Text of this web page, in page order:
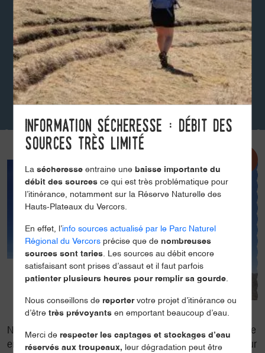
Nous sommes un accompagnateur et une accompagnatrice
en montagne passionnés par les Alpes. Nous avons à cœur
Information sécheresse : débit des
sources très limité
Lasécheresse entraine une baisse importante du
débit des sources ce qui est très problématique pour
l’itinérance, notamment sur la Réserve Naturelle des
Hauts-Plateaux du Vercors.
En effet, l’info sources actualisé par le Parc Naturel
Régional du Vercors précise que de nombreuses
sources sont taries. Les sources au débit encore
satisfaisant sont prises d’assaut et il faut parfois
patienter plusieurs heures pour remplir sa gourde.
Nous conseillons de reportervotre projet d’itinérance ou
d’êtretrès prévoyants en emportant beaucoup d’eau.
Merci de respecter les captages et stockages d’eau
réservés aux troupeaux, leur dégradation peut être